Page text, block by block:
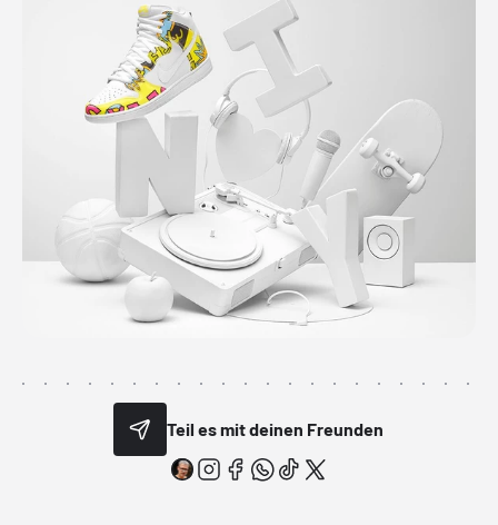
Teil es mit deinen Freunden